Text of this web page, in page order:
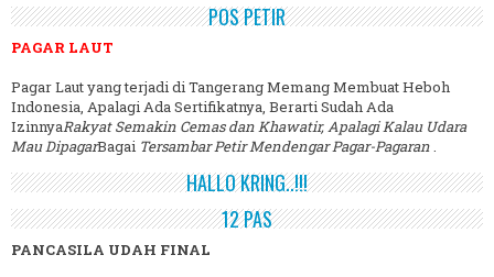
POS PETIR
PAGAR LAUT
Pagar Laut yang terjadi di Tangerang Memang Membuat Heboh
Indonesia, Apalagi Ada Sertifikatnya, Berarti Sudah Ada
IzinnyaRakyat Semakin Cemas dan Khawatir, Apalagi Kalau Udara
Mau DipagarBagai Tersambar Petir Mendengar Pagar-Pagaran.
HALLO KRING..!!!
12 PAS
PANCASILA UDAH FINAL